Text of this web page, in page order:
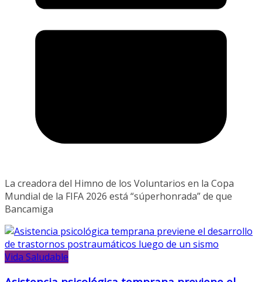
La creadora del Himno de los Voluntarios en la Copa
Mundial de la FIFA 2026 está “súperhonrada” de que
Bancamiga
Vida Saludable